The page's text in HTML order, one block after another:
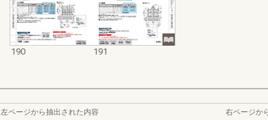
190 191
左ページから抽出された内容
右ページか